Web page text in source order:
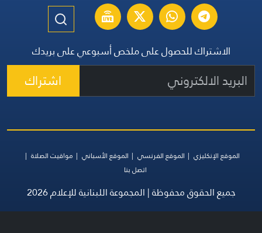
الاشتراك للحصول على ملخص أسبوعي على بريدك
اشتراك
الموقع الإنكليزي الموقع الفرنسي الموقع الأسباني
مواقيت الصلاة
اتصل بنا
جميع الحقوق محفوظة | المجموعة اللبنانية للإعلام 2026